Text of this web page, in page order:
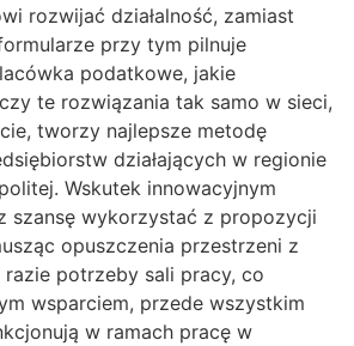
rozwijać działalność, zamiast
przy tym pilnuje
podatkowe, jakie
te rozwiązania tak samo w sieci,
tworzy najlepsze metodę
działających w regionie
Wskutek innowacyjnym
szansę wykorzystać z propozycji
opuszczenia przestrzeni z
potrzeby sali pracy, co
wsparciem, przede wszystkim
w ramach pracę w